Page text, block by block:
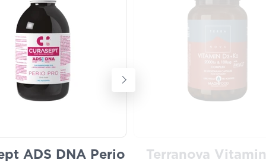
ADS DNA Perio Terranova